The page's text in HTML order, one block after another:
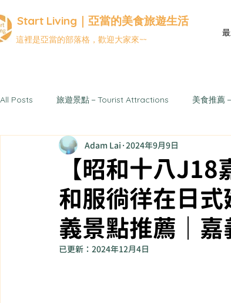
Start Living｜亞當的美食旅遊生活
這裡是亞當的部落格，歡迎大家來~~
All Posts 旅遊景點－Tourist Attractions 美食推薦
精選文章－Selected Articles 活動資訊-Event
嘉義商家推薦 夜市 北部夜市
【昭和十八
和服徜徉在日
義景點推薦｜
Adam Lai 2024年9月9日
已更新： 2024年12月4日